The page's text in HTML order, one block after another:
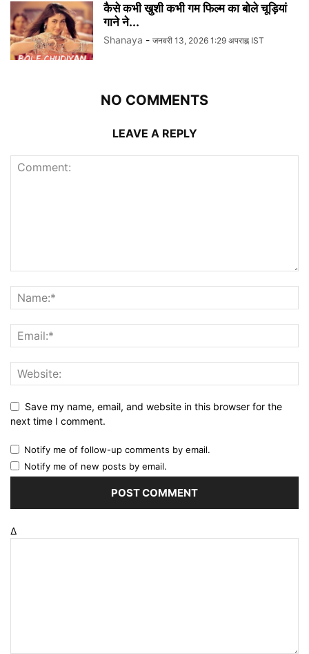
कैसे कभी खुशी कभी गम फिल्म का बोले चूड़ियां
गाने ने...
Shanaya - जनवरी 13, 2026 1:29 अपराह्न IST
NO COMMENTS
LEAVE A REPLY
Save my name, email, and website in this browser for the
next time I comment.
Notify me of follow-up comments by email.
Notify me of new posts by email.
Δ